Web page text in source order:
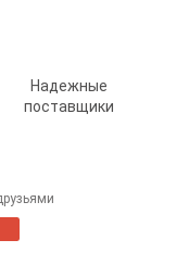
Надежные
поставщики